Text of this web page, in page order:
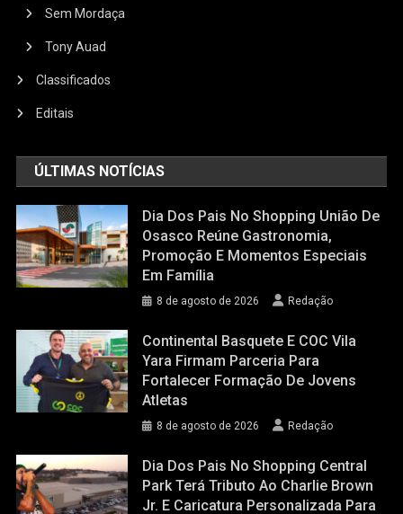
Sem Mordaça
Tony Auad
Classificados
Editais
ÚLTIMAS NOTÍCIAS
Dia Dos Pais No Shopping União De
Osasco Reúne Gastronomia,
Promoção E Momentos Especiais
Em Família
8 de agosto de 2026 Redação
Continental Basquete E COC Vila
Yara Firmam Parceria Para
Fortalecer Formação De Jovens
Atletas
8 de agosto de 2026 Redação
Dia Dos Pais No Shopping Central
Park Terá Tributo Ao Charlie Brown
Jr. E Caricatura Personalizada Para